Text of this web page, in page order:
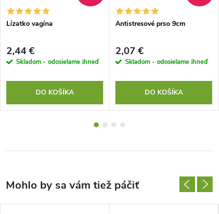
Lízatko vagína
2,44 €
Skladom - odosielame ihneď
DO KOŠÍKA
Antistresové prso 9cm
2,07 €
Skladom - odosielame ihneď
DO KOŠÍKA